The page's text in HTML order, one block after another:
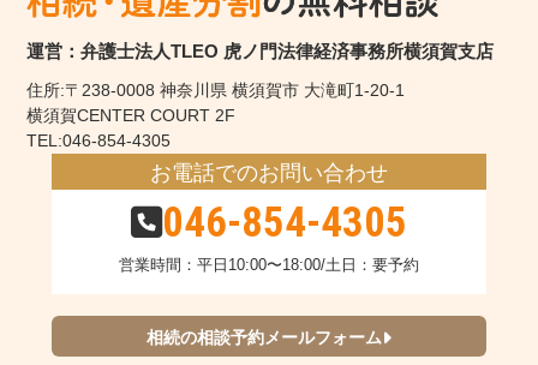
運営：弁護士法人TLEO 虎ノ門法律経済事務所横須賀支店
住所:〒238-0008 神奈川県 横須賀市 大滝町1-20-1
横須賀CENTER COURT 2F
TEL:046-854-4305
お電話でのお問い合わせ
046-854-4305
営業時間：平日10:00〜18:00/土日：要予約
相続の相談予約メールフォーム